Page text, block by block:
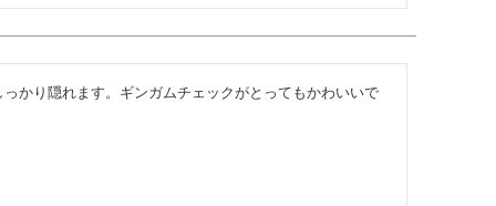
かり隠れます。ギンガムチェックがとってもかわいいで